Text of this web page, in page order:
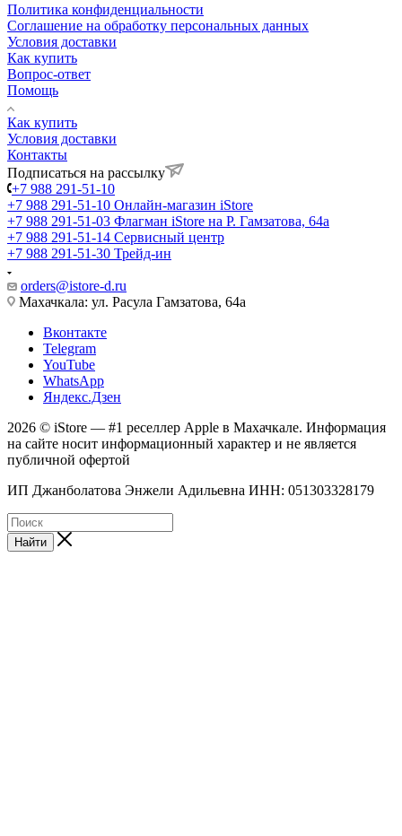
Политика конфиденциальности
Соглашение на обработку персональных данных
Условия доставки
Как купить
Вопрос-ответ
Помощь
Как купить
Условия доставки
Контакты
Подписаться на рассылку
+7 988 291-51-10
+7 988 291-51-10 Онлайн-магазин iStore
+7 988 291-51-03 Флагман iStore на Р. Гамзатова, 64а
+7 988 291-51-14 Сервисный центр
+7 988 291-51-30 Трейд-ин
orders@istore-d.ru
Махачкала: ул. Расула Гамзатова, 64а
Вконтакте
Telegram
YouTube
WhatsApp
Яндекс.Дзен
2026 © iStore — #1 реселлер Apple в Махачкале. Информация
на сайте носит информационный характер и не является
публичной офертой
ИП Джанболатова Энжели Адильевна ИНН: 051303328179
Найти